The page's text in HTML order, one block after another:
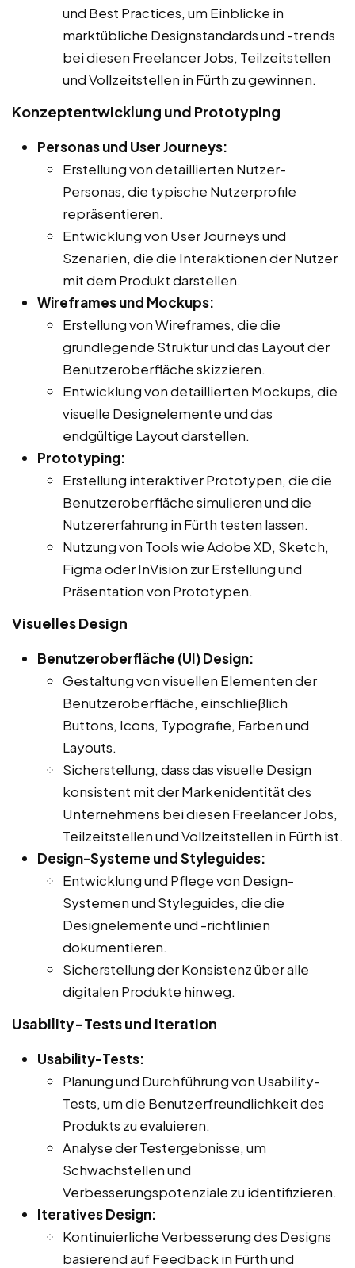
und Best Practices, um Einblicke in
marktübliche Designstandards und -trends
bei diesen Freelancer Jobs, Teilzeitstellen
und Vollzeitstellen in Fürth zu gewinnen.
Konzeptentwicklung und Prototyping
Personas und User Journeys:
Erstellung von detaillierten Nutzer-
Personas, die typische Nutzerprofile
repräsentieren.
Entwicklung von User Journeys und
Szenarien, die die Interaktionen der Nutzer
mit dem Produkt darstellen.
Wireframes und Mockups:
Erstellung von Wireframes, die die
grundlegende Struktur und das Layout der
Benutzeroberfläche skizzieren.
Entwicklung von detaillierten Mockups, die
visuelle Designelemente und das
endgültige Layout darstellen.
Prototyping:
Erstellung interaktiver Prototypen, die die
Benutzeroberfläche simulieren und die
Nutzererfahrung in Fürth testen lassen.
Nutzung von Tools wie Adobe XD, Sketch,
Figma oder InVision zur Erstellung und
Präsentation von Prototypen.
Visuelles Design
Benutzeroberfläche (UI) Design:
Gestaltung von visuellen Elementen der
Benutzeroberfläche, einschließlich
Buttons, Icons, Typografie, Farben und
Layouts.
Sicherstellung, dass das visuelle Design
konsistent mit der Markenidentität des
Unternehmens bei diesen Freelancer Jobs,
Teilzeitstellen und Vollzeitstellen in Fürth ist.
Design-Systeme und Styleguides:
Entwicklung und Pflege von Design-
Systemen und Styleguides, die die
Designelemente und -richtlinien
dokumentieren.
Sicherstellung der Konsistenz über alle
digitalen Produkte hinweg.
Usability-Tests und Iteration
Usability-Tests:
Planung und Durchführung von Usability-
Tests, um die Benutzerfreundlichkeit des
Produkts zu evaluieren.
Analyse der Testergebnisse, um
Schwachstellen und
Verbesserungspotenziale zu identifizieren.
Iteratives Design:
Kontinuierliche Verbesserung des Designs
basierend auf Feedback in Fürth und